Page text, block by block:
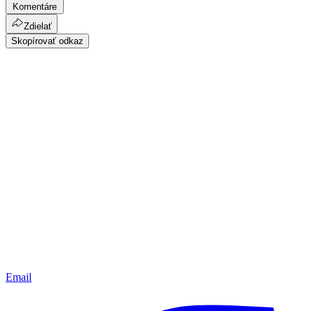
Komentáre
Zdielať
Skopírovať odkaz
Email